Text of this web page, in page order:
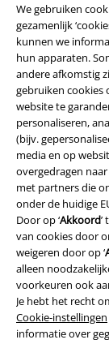
We gebruiken
gezamenlijk
kunnen we
hun apparaten.
andere afkomstig
gebruiken cookies
website te
personaliseren,
(bijv.
media en op
overgedragen
met partners die
onder de huidige
Door op ‘Akkoord
van cookies door
weigeren door op ‘
alleen
voorkeuren ook
Je hebt het recht
Cookie-instellingen
informatie over
Legal
Algemene
Bedrijfsgegevens
Privacyverklaring
Verklaring van